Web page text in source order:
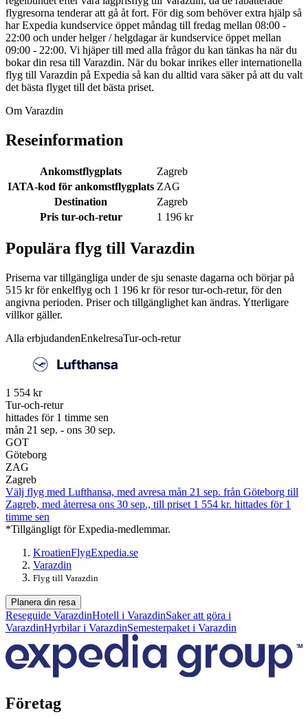
flygresorna tenderar att gå åt fort. För dig som behöver extra hjälp så
har Expedia kundservice öppet måndag till fredag mellan 08:00 -
22:00 och under helger / helgdagar är kundservice öppet mellan
09:00 - 22:00. Vi hjäper till med alla frågor du kan tänkas ha när du
bokar din resa till Varazdin. När du bokar inrikes eller internationella
flyg till Varazdin på Expedia så kan du alltid vara säker på att du valt
det bästa flyget till det bästa priset.
Om Varazdin
Reseinformation
Ankomstflygplats
Zagreb
IATA-kod för ankomstflygplats ZAG
Destination
Zagreb
Pris tur-och-retur
1 196 kr
Populära flyg till Varazdin
Priserna var tillgängliga under de sju senaste dagarna och börjar på
515 kr för enkelflyg och 1 196 kr för resor tur-och-retur, för den
angivna perioden. Priser och tillgänglighet kan ändras. Ytterligare
villkor gäller.
Alla erbjudandenEnkelresaTur-och-retur
1 554 kr
Tur-och-retur
hittades för 1 timme sen
mån 21 sep. - ons 30 sep.
GOT
Göteborg
ZAG
Zagreb
Välj flyg med Lufthansa, med avresa mån 21 sep. från Göteborg till
Zagreb, med återresa ons 30 sep., till priset 1 554 kr. hittades för 1
timme sen
*Tillgängligt för Expedia-medlemmar.
KroatienFlygExpedia.se
Varazdin
Flyg till Varazdin
Planera din resa
Reseguide VarazdinHotell i VarazdinSaker att göra i
VarazdinHyrbilar i VarazdinSemesterpaket i Varazdin
Företag